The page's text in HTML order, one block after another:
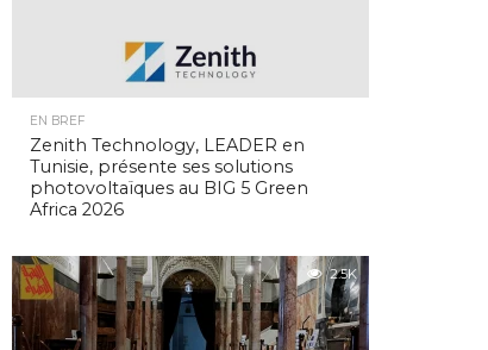
EN BREF
Zenith Technology, LEADER en
Tunisie, présente ses solutions
photovoltaïques au BIG 5 Green
Africa 2026
2.5K